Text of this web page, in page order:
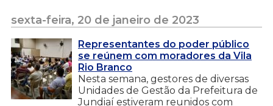
sexta-feira, 20 de janeiro de 2023
Representantes do poder público
se reúnem com moradores da Vila
Rio Branco
Nesta semana, gestores de diversas
Unidades de Gestão da Prefeitura de
Jundiaí estiveram reunidos com